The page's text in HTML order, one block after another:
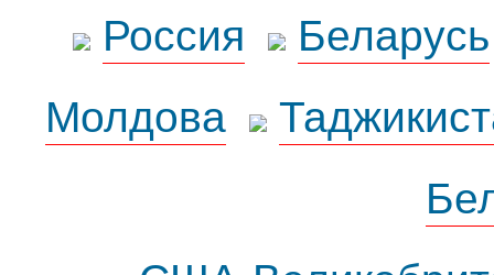
Россия
Беларусь
Молдова